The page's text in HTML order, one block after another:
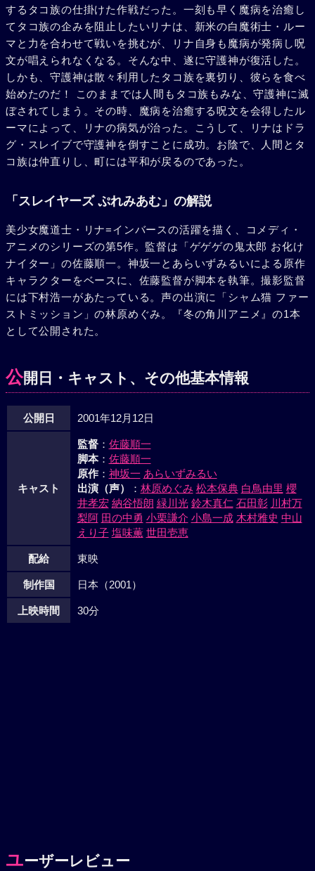
するタコ族の仕掛けた作戦だった。一刻も早く魔病を治癒し
てタコ族の企みを阻止したいリナは、新米の白魔術士・ルー
マと力を合わせて戦いを挑むが、リナ自身も魔病が発病し呪
文が唱えられなくなる。そんな中、遂に守護神が復活した。
しかも、守護神は散々利用したタコ族を裏切り、彼らを食べ
始めたのだ！ このままでは人間もタコ族もみな、守護神に滅
ぼされてしまう。その時、魔病を治癒する呪文を会得したル
ーマによって、リナの病気が治った。こうして、リナはドラ
グ・スレイブで守護神を倒すことに成功。お陰で、人間とタ
コ族は仲直りし、町には平和が戻るのであった。
「スレイヤーズ ぷれみあむ」の解説
美少女魔道士・リナ=インバースの活躍を描く、コメディ・
アニメのシリーズの第5作。監督は「ゲゲゲの鬼太郎 お化け
ナイター」の佐藤順一。神坂一とあらいずみるいによる原作
キャラクターをベースに、佐藤監督が脚本を執筆。撮影監督
には下村浩一があたっている。声の出演に「シャム猫 ファー
ストミッション」の林原めぐみ。『冬の角川アニメ』の1本
として公開された。
公開日・キャスト、その他基本情報
公開日 2001年12月12日
キャスト
監督： 佐藤順一
脚本： 佐藤順一
原作： 神坂一 あらいずみるい
出演（声）
： 林原めぐみ 松本保典 白鳥由里 櫻
井孝宏 納谷悟朗 緑川光 鈴木真仁 石田彰 川村万
梨阿 田の中勇 小栗謙介 小島一成 木村雅史 中山
えり子 塩味薫 世田壱恵
配給 東映
制作国 日本（2001）
上映時間 30分
ユーザーレビュー